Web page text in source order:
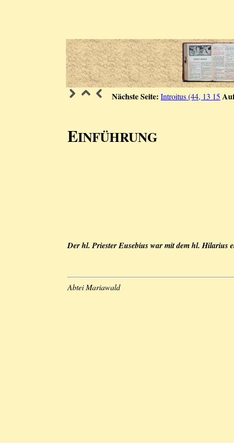
Nächste Seite: Introitus (44, 13 15
EINFÜHRUNG
Der hl. Priester Eusebius war mit dem hl. Hilarius
Abtei Mariawald